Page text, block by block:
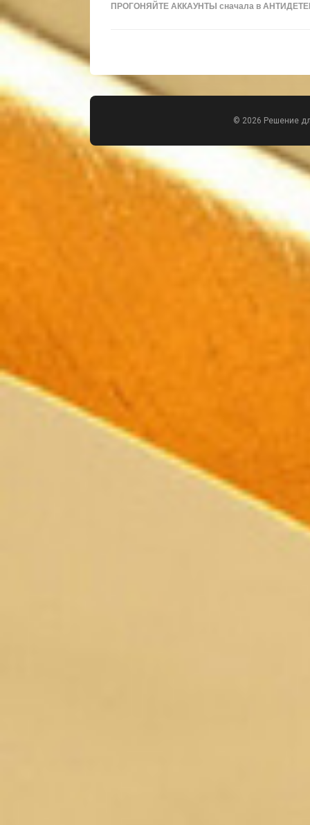
ПРОГОНЯЙТЕ АККАУНТЫ сначала в
© 2026 Решение